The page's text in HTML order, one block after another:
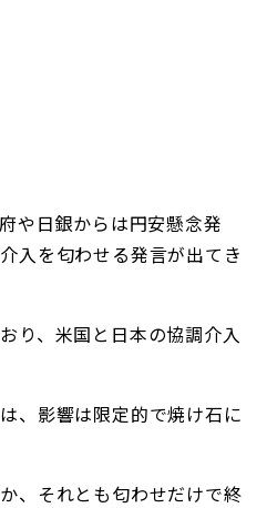
や日銀からは円安懸念発
入を匂わせる発言が出てき
り、米国と日本の協調介入
、影響は限定的で焼け石に
、それとも匂わせだけで終